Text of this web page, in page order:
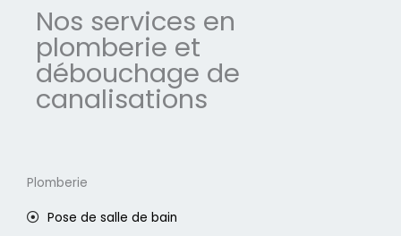
Nos services en
plomberie et
débouchage de
canalisations
Plomberie
Pose de salle de bain